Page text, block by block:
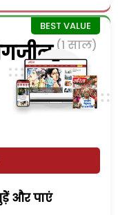
(1 साल)
और पाएं